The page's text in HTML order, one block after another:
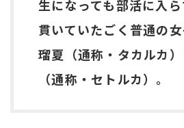
生になっても部活に入
貫いていたごく普通の
瑠夏（通称・タカルカ
（通称・セトルカ）。